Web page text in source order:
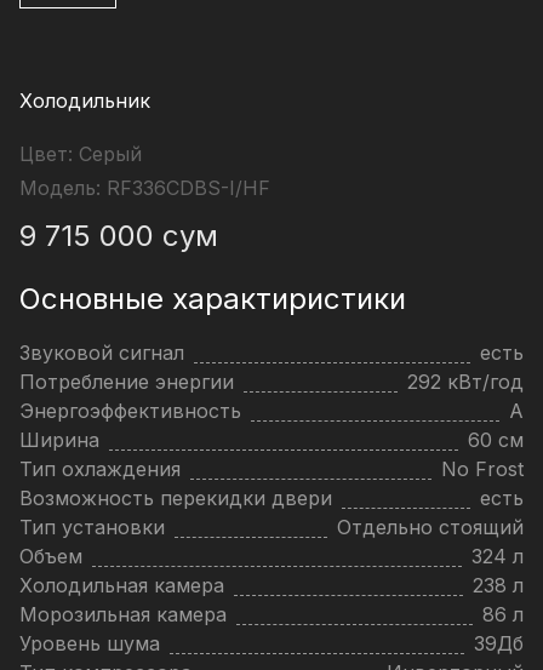
Холодильник
Цвет: Серый
Модель: RF336CDBS-I/HF
9 715 000 сум
Основные характиристики
Звуковой сигнал
есть
Потребление энергии
292 кВт/год
Энергоэффективность
A
Ширина
60 см
Тип охлаждения
No Frost
Возможность перекидки двери
есть
Тип установки
Отдельно стоящий
Объем
324 л
Холодильная камера
238 л
Морозильная камера
86 л
Уровень шума
39Дб